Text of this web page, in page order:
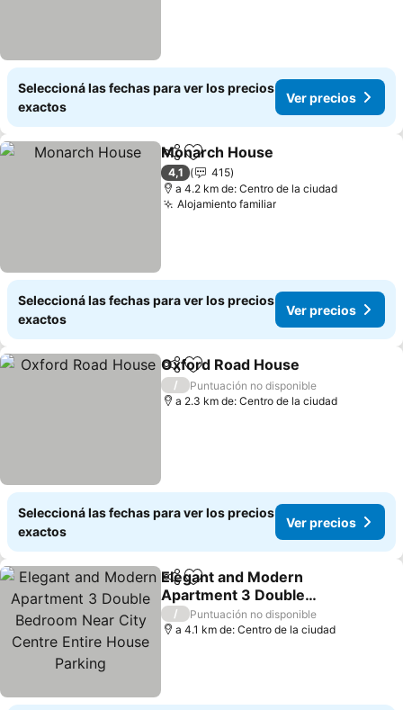
Seleccioná las fechas para ver los precios
exactos
Ver precios
CompartirAñadir a favoritos
Monarch House
4,1
415
a 4.2 km de: Centro de la ciudad
Alojamiento familiar
Seleccioná las fechas para ver los precios
exactos
Ver precios
CompartirAñadir a favoritos
Oxford Road House
/
Puntuación no disponible
a 2.3 km de: Centro de la ciudad
Seleccioná las fechas para ver los precios
exactos
Ver precios
CompartirAñadir a favoritos
Elegant and Modern
Apartment 3 Double
Bedroom Near City
Centre Entire House
/
Puntuación no disponible
a 4.1 km de: Centro de la ciudad